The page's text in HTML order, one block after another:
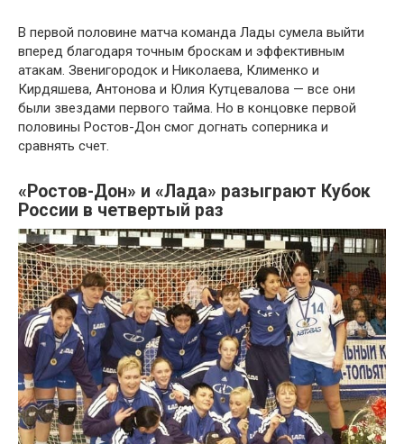
В первой половине матча команда Лады сумела выйти
вперед благодаря точным броскам и эффективным
атакам. Звенигородок и Николаева, Клименко и
Кирдяшева, Антонова и Юлия Кутцевалова — все они
были звездами первого тайма. Но в концовке первой
половины Ростов-Дон смог догнать соперника и
сравнять счет.
«Ростов-Дон» и «Лада» разыграют Кубок
России в четвертый раз